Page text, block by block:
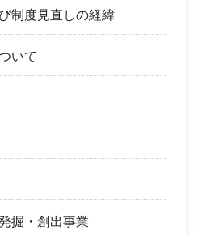
制度見直しの経緯
いて
掘・創出事業